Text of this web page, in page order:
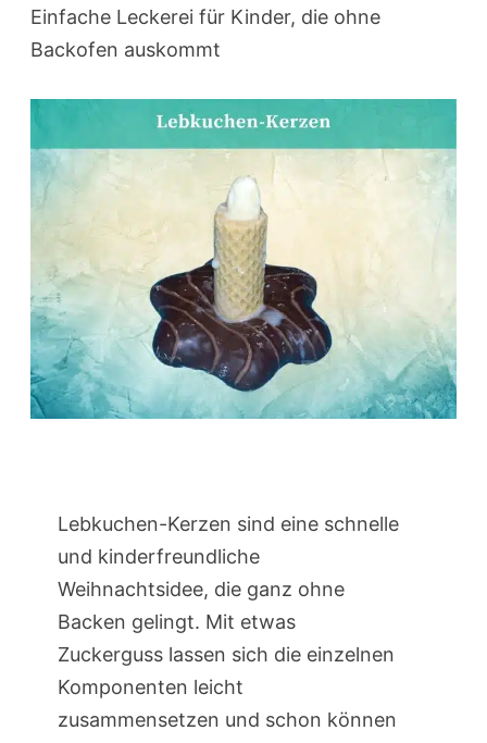
Einfache Leckerei für Kinder, die ohne
Backofen auskommt
Lebkuchen-Kerzen sind eine schnelle
und kinderfreundliche
Weihnachtsidee, die ganz ohne
Backen gelingt. Mit etwas
Zuckerguss lassen sich die einzelnen
Komponenten leicht
zusammensetzen und schon können